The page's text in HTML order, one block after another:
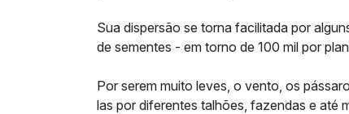
Sua dispersão se torna facilitada por
de sementes - em torno de 100 mil por
Por serem muito leves, o vento, os
las por diferentes talhões, fazendas e até